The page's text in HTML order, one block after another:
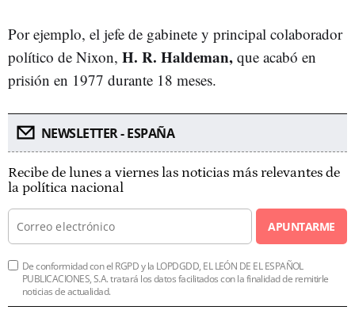
Por ejemplo, el jefe de gabinete y principal colaborador
político de Nixon, H. R. Haldeman, que acabó en
prisión en 1977 durante 18 meses.
NEWSLETTER - ESPAÑA
Recibe de lunes a viernes las noticias más relevantes de
la política nacional
APUNTARME
De conformidad con el RGPD y la LOPDGDD, EL LEÓN DE EL ESPAÑOL
PUBLICACIONES, S.A. tratará los datos facilitados con la finalidad de remitirle
noticias de actualidad.